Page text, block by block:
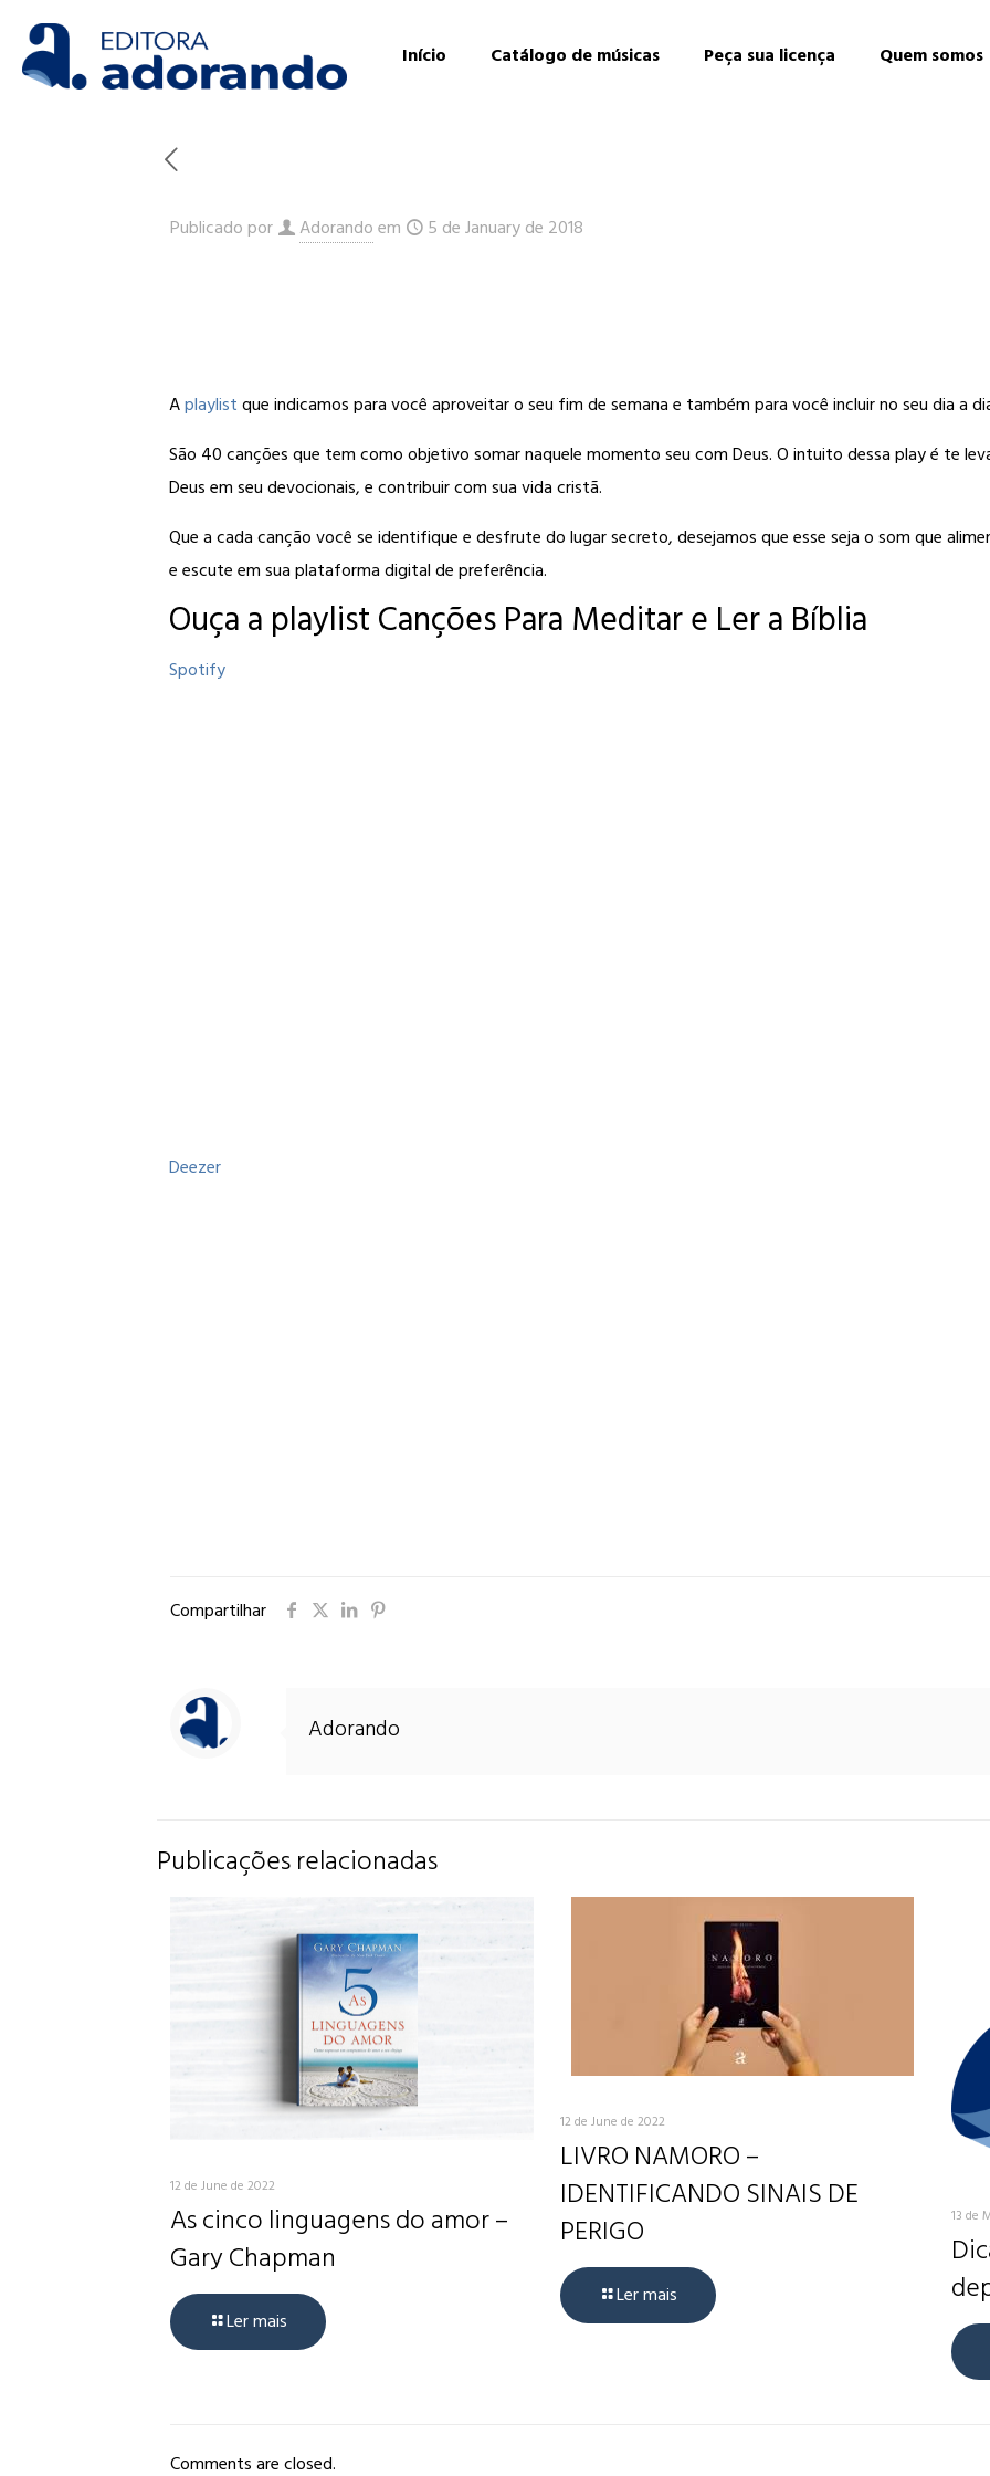
Início Catálogo de músicas Peça sua licença Quem somos
Publicado por Adorandoem 5 de January de 2018
Aplaylistque indicamos para você aproveitar o seu fim de semana e também para você incluir no seu dia a
São 40 canções que tem como objetivo somar naquele momento seu com Deus. O intuito dessa play é te
Deus em seu devocionais, e contribuir com sua vida cristã.
Que a cada canção você se identifique e desfrute do lugar secreto, desejamos que esse seja o som que
e escute em sua plataforma digital de preferência.
Ouça a playlist Canções Para Meditar e Ler a Bíblia
Spotify
Deezer
Compartilhar
Adorando
Publicações relacionadas
12 de June de 2022
As cinco linguagens do amor –
Gary Chapman
Ler mais
12 de June de 2022
LIVRO NAMORO –
IDENTIFICANDO SINAIS DE
PERIGO
Ler mais
13 de
Comments are closed.